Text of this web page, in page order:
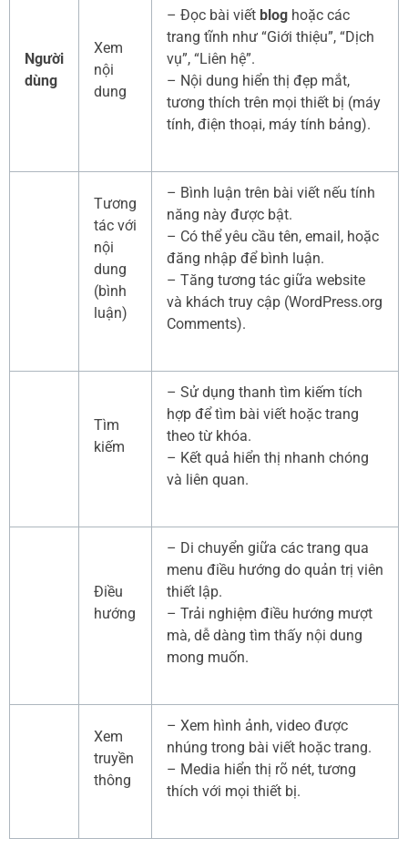
Người
dùng
Xem
nội
dung
– Đọc bài viết blog hoặc các
trang tĩnh như “Giới thiệu”, “Dịch
vụ”, “Liên hệ”.
– Nội dung hiển thị đẹp mắt,
tương thích trên mọi thiết bị (máy
tính, điện thoại, máy tính bảng).
Tương
tác với
nội
dung
(bình
luận)
– Bình luận trên bài viết nếu tính
năng này được bật.
– Có thể yêu cầu tên, email, hoặc
đăng nhập để bình luận.
– Tăng tương tác giữa website
và khách truy cập (WordPress.org
Comments).
Tìm
kiếm
– Sử dụng thanh tìm kiếm tích
hợp để tìm bài viết hoặc trang
theo từ khóa.
– Kết quả hiển thị nhanh chóng
và liên quan.
Điều
hướng
– Di chuyển giữa các trang qua
menu điều hướng do quản trị viên
thiết lập.
– Trải nghiệm điều hướng mượt
mà, dễ dàng tìm thấy nội dung
mong muốn.
Xem
truyền
thông
– Xem hình ảnh, video được
nhúng trong bài viết hoặc trang.
– Media hiển thị rõ nét, tương
thích với mọi thiết bị.